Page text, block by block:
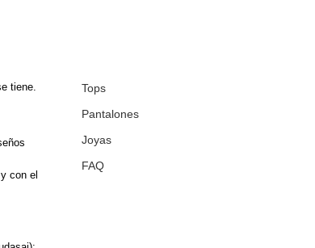
tiene.
con el
Tops
Pantalones
Joyas
FAQ